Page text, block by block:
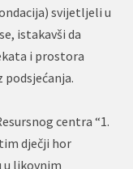
svijetljeli u
istakavši da
i prostora
centra “1.
dječji hor
u likovnim